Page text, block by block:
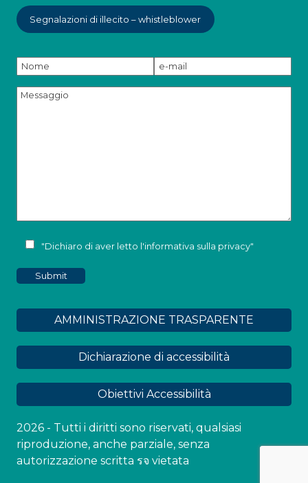
Segnalazioni di illecito – whistleblower
"Dichiaro di aver letto l'informativa sulla privacy"
AMMINISTRAZIONE TRASPARENTE
Dichiarazione di accessibilità
Obiettivi Accessibilità
2026 - Tutti i diritti sono riservati, qualsiasi
riproduzione, anche parziale, senza
autorizzazione scritta รจ vietata